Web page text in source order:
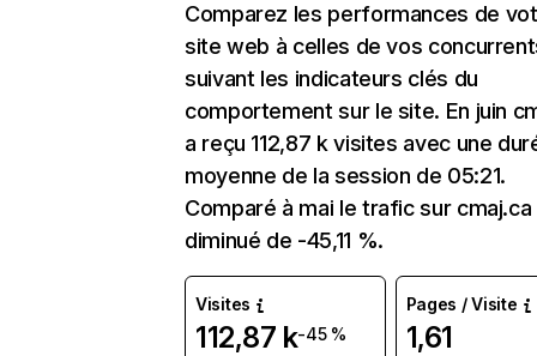
Comparez les performances de
site web à celles de vos
suivant les indicateurs clés du
comportement sur le site. En juin
a reçu 112,87 k visites avec une
moyenne de la session de 05:21.
Comparé à mai le trafic sur cmaj.ca
diminué de -45,11 %.
Visites
112,87 k-45 %
Pages / Visite
1,61